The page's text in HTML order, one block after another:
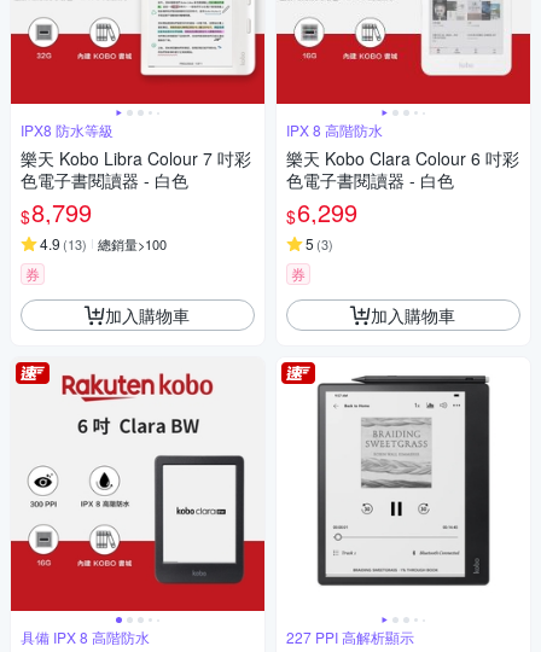
IPX8 防水等級
樂天 Kobo Libra Colour 7 吋彩
色電子書閱讀器 - 白色
$8,799
4.9 (13) 總銷量>100
券
加入購物車
具備 IPX 8 高階防水
IPX 8 高階防水
樂天 Kobo Clara Colour 6 吋彩
色電子書閱讀器 - 白色
$6,299
5 (3)
券
加入購物車
227 PPI 高解析顯示